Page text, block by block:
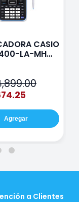
CASIO
LA-MH
Agregar
a Clientes